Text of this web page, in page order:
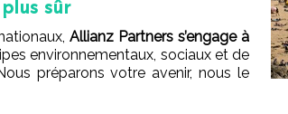
sûr
Allianz Partners s’engage à
environnementaux, sociaux et de
préparons votre avenir, nous le